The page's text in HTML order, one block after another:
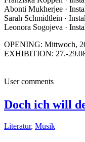
Abonti Mukherjee ·
Sarah Schmidtlein ·
Leonora Sogojeva ·
OPENING: Mittwoch,
EXHIBITION: 27.-
User comments
Doch ich will
Literatur, Musik